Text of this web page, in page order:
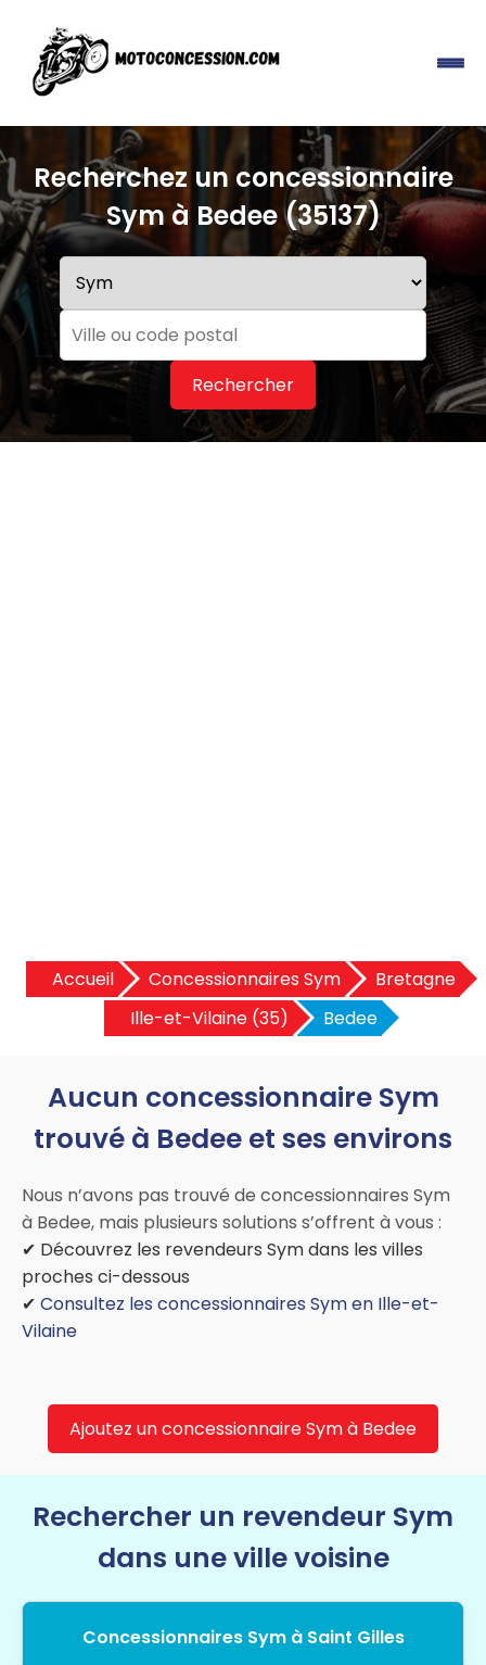
Recherchez un concessionnaire
Sym à Bedee (35137)
Rechercher
Accueil Concessionnaires Sym
Bretagne
Ille-et-Vilaine (35)
Bedee
Aucun concessionnaire Sym
trouvé à Bedee et ses environs
Nous n’avons pas trouvé de concessionnaires Sym
à Bedee, mais plusieurs solutions s’offrent à vous :
✔ Découvrez les revendeurs Sym dans les villes
proches ci-dessous
✔ Consultez les concessionnaires Sym en Ille-et-
Vilaine
Ajoutez un concessionnaire Sym à Bedee
Rechercher un revendeur Sym
dans une ville voisine
Concessionnaires Sym à Saint Gilles